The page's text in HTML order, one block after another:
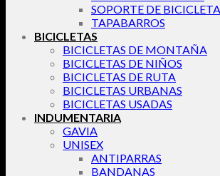
SOPORTE DE
TAPABARROS
BICICLETAS
BICICLETAS DE MONTAÑA
BICICLETAS DE NIÑOS
BICICLETAS DE RUTA
BICICLETAS URBANAS
BICICLETAS USADAS
INDUMENTARIA
GAVIA
UNISEX
ANTIPARRAS
BANDANAS